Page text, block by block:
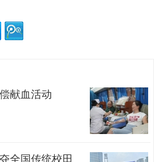
献血活动
全国传统校田